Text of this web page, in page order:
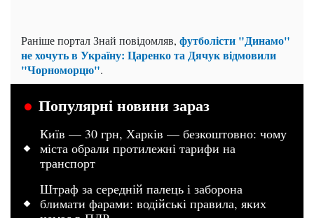
Раніше портал Знай повідомляв, футболісти "Динамо"
не хочуть в Україну: Царенко та Дячук відмовили
"Чорноморцю".
Популярні новини зараз
Київ — 30 грн, Харків — безкоштовно: чому
міста обрали протилежні тарифи на
транспорт
Штраф за середній палець і заборона
блимати фарами: водійські правила, яких